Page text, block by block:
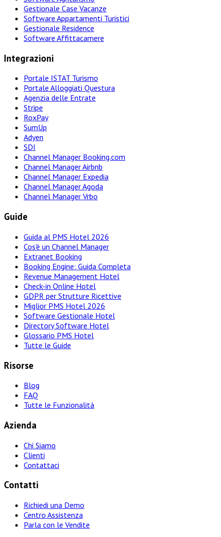
Gestionale Case Vacanze
Software Appartamenti Turistici
Gestionale Residence
Software Affittacamere
Integrazioni
Portale ISTAT Turismo
Portale Alloggiati Questura
Agenzia delle Entrate
Stripe
RoxPay
SumUp
Adyen
SDI
Channel Manager Booking.com
Channel Manager Airbnb
Channel Manager Expedia
Channel Manager Agoda
Channel Manager Vrbo
Guide
Guida al PMS Hotel 2026
Cos'è un Channel Manager
Extranet Booking
Booking Engine: Guida Completa
Revenue Management Hotel
Check-in Online Hotel
GDPR per Strutture Ricettive
Miglior PMS Hotel 2026
Software Gestionale Hotel
Directory Software Hotel
Glossario PMS Hotel
Tutte le Guide
Risorse
Blog
FAQ
Tutte le Funzionalità
Azienda
Chi Siamo
Clienti
Contattaci
Contatti
Richiedi una Demo
Centro Assistenza
Parla con le Vendite